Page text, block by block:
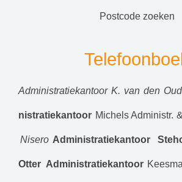
postcode zoeken
Administratiekantoor K. van den
nistratiekantoor Michels Administr.
Nisero Administratiekantoor
Otter Administratiekantoor